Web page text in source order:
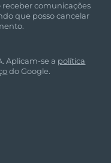
receber comunicações
que posso cancelar
Aplicam-se a política
do Google.